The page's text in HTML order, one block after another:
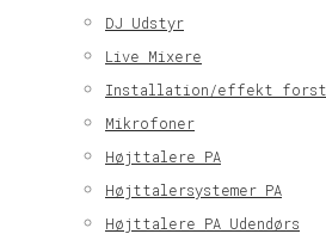
DJ Udstyr
Live Mixere
Installation/effekt
Mikrofoner
Højttalere PA
Højttalersystemer PA
Højttalere PA Udendørs